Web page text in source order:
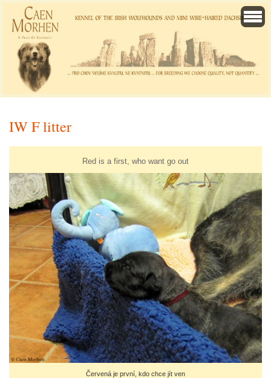
IW F litter
Red is a first, who want go out
Červená je první, kdo chce jít ven